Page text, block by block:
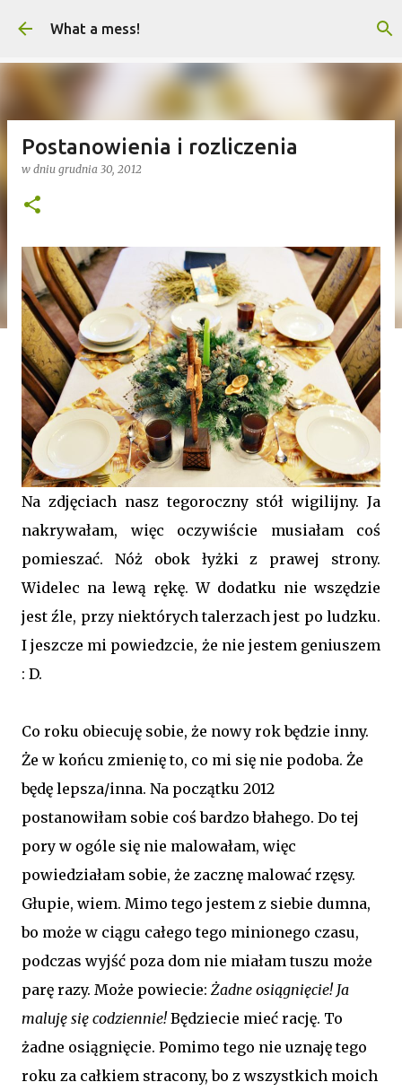
Przejdź do głównej zawartości
What a mess!
Postanowienia i rozliczenia
w dniu grudnia 30, 2012
Na zdjęciach nasz tegoroczny stół wigilijny. Ja
nakrywałam, więc oczywiście musiałam coś
pomieszać. Nóż obok łyżki z prawej strony.
Widelec na lewą rękę. W dodatku nie wszędzie
jest źle, przy niektórych talerzach jest po ludzku.
I jeszcze mi powiedzcie, że nie jestem geniuszem
: D.
Co roku obiecuję sobie, że nowy rok będzie inny.
Że w końcu zmienię to, co mi się nie podoba. Że
będę lepsza/inna. Na początku 2012
postanowiłam sobie coś bardzo błahego. Do tej
pory w ogóle się nie malowałam, więc
powiedziałam sobie, że zacznę malować rzęsy.
Głupie, wiem. Mimo tego jestem z siebie dumna,
bo może w ciągu całego tego minionego czasu,
podczas wyjść poza dom nie miałam tuszu może
parę razy. Może powiecie: Żadne osiągnięcie! Ja
maluję się codziennie! Będziecie mieć rację. To
żadne osiągnięcie. Pomimo tego nie uznaję tego
roku za całkiem stracony, bo z wszystkich moich